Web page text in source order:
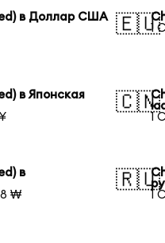
в Доллар США
🇪🇺
1
в Японская
🇨🇳
1
в
₩
🇷🇺
1